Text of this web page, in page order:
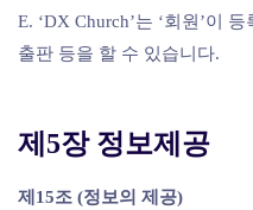
E. ‘DX Church’는 ‘회원’이
출판 등을 할 수 있습니다.
제5장 정보제공
제15조 (정보의 제공)